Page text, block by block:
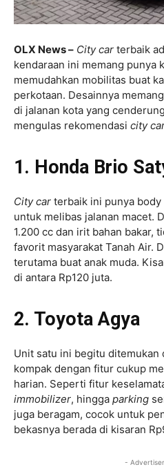
OLX News – City car terbaik
kendaraan ini memang punya
memudahkan mobilitas buat
perkotaan. Desainnya
di jalanan kota yang
mengulas rekomendasi city
1. Honda Brio
City car terbaik ini punya
untuk melibas jalanan macet.
1.200 cc dan irit bahan bakar,
favorit masyarakat Tanah Air.
terutama buat anak muda.
di antara Rp120 juta.
2. Toyota Agya
Unit satu ini begitu ditemukan
kompak dengan fitur cukup
harian. Seperti fitur
immobilizer, hingga parking
juga beragam, cocok untuk
bekasnya berada di kisaran
-